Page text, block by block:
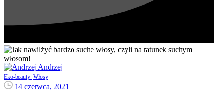
Andrzej
Eko-beauty Włosy
14 czerwca, 2021